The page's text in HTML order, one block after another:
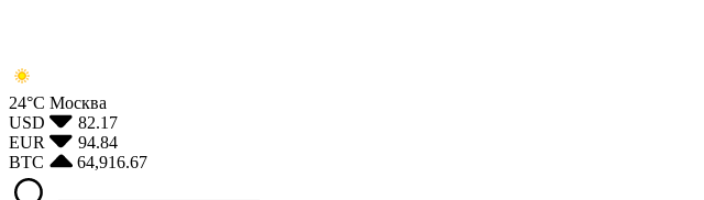
24°С Москва
USD
82.17
EUR
94.84
BTC
64,916.67